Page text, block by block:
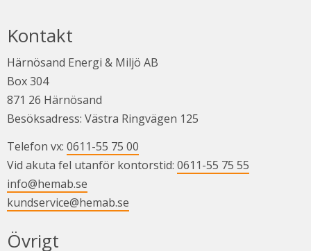
Kontakt
Härnösand Energi & Miljö AB
Box 304
871 26 Härnösand
Besöksadress: Västra Ringvägen 125
Telefon vx: 0611-55 75 00
Vid akuta fel utanför kontorstid: 0611-55 75 55
info@hemab.se
kundservice@hemab.se
Övrigt